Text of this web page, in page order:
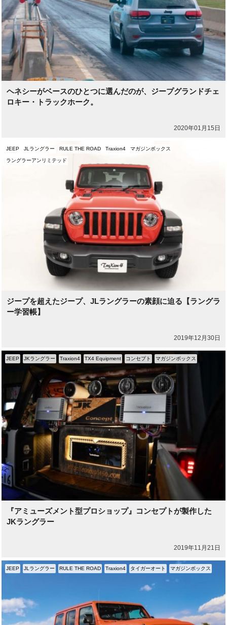
ヘネシーがベースのひとつに選んだのが、ジープグランドチェ
ロキー・トラックホーク。
2020年01月15日
ジープを超えたジープ、JLラングラーの素顔に迫る【ラングラ
ー学習帳】
2019年12月30日
JEEP JLラングラー RULE THE ROAD Traxion4 マガジンボックス
ラングラーアンリミテッド
『アミューズメント型プロショップ』コンセプトが製作した
JKラングラー
2019年11月21日
JEEP JKラングラー Traxion4 TX4 Equipment コンセプト マガジンボックス
JEEP JLラングラー RULE THE ROAD Traxion4 タイガーオート マガジンボックス